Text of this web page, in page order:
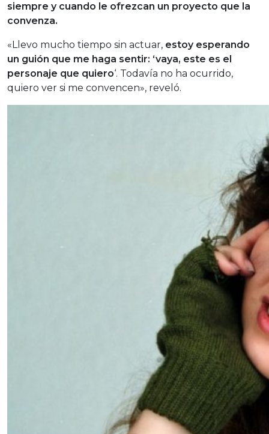
siempre y cuando le ofrezcan un proyecto que la
convenza.
«Llevo mucho tiempo sin actuar, estoy esperando
un guión que me haga sentir: ‘vaya, este es el
personaje que quiero‘. Todavía no ha ocurrido,
quiero ver si me convencen», reveló.